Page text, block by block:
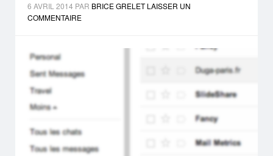
6 AVRIL 2014 PAR BRICE GRELET LAISSER UN
COMMENTAIRE